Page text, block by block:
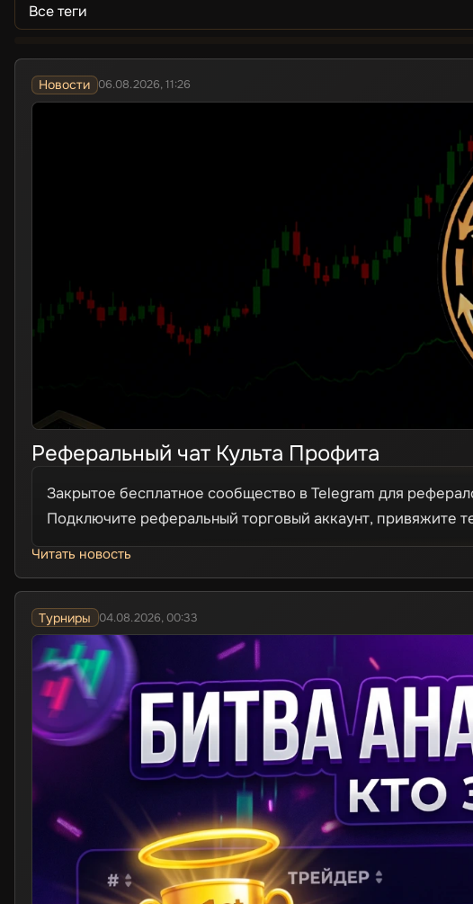
Новости 06.08.2026, 11:26
Реферальный чат Культа Профита
Закрытое бесплатное сообщество в Telegram для
Подключите реферальный торговый аккаунт, привяжите
Читать новость
Турниры 04.08.2026, 00:33